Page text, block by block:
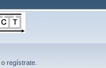
oregístrate